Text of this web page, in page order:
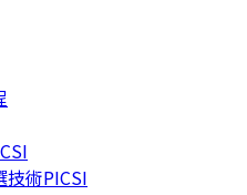
術PICSI